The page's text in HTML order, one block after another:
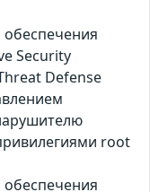
Security
Defense
root